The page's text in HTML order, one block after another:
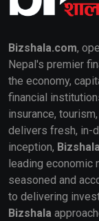
Bizshala.com,
Nepal's premier
the economy,
financial
insurance,
delivers fresh, in-
inception, Bizshala
leading economic
seasoned and
to delivering
Bizshala